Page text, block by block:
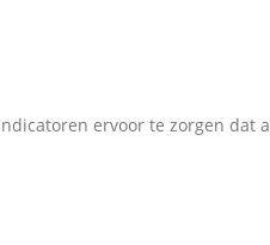
ervoor te zorgen dat